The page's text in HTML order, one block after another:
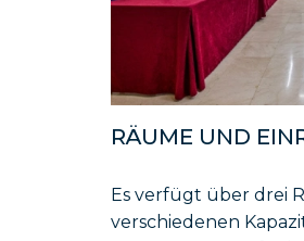
RÄUME UND
Es verfügt über drei
verschiedenen